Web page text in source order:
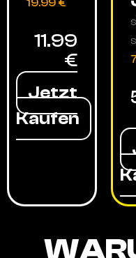
19.99 €
11.99
€
Jetzt
Kaufen